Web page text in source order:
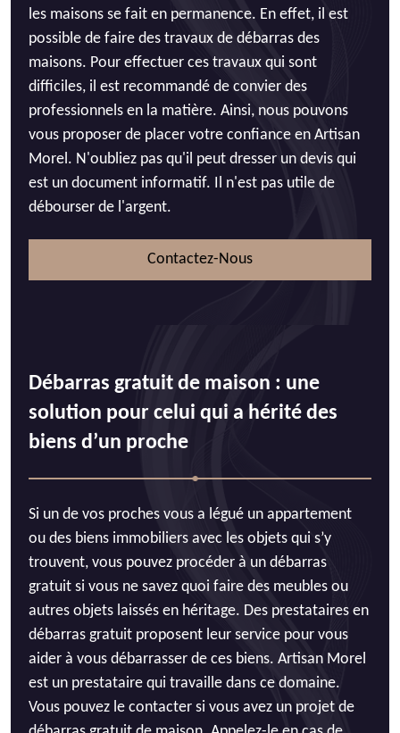
les maisons se fait en permanence. En effet, il est
possible de faire des travaux de débarras des
maisons. Pour effectuer ces travaux qui sont
difficiles, il est recommandé de convier des
professionnels en la matière. Ainsi, nous pouvons
vous proposer de placer votre confiance en Artisan
Morel. N'oubliez pas qu'il peut dresser un devis qui
est un document informatif. Il n'est pas utile de
débourser de l'argent.
Contactez-Nous
Débarras gratuit de maison : une
solution pour celui qui a hérité des
biens d’un proche
Si un de vos proches vous a légué un appartement
ou des biens immobiliers avec les objets qui s’y
trouvent, vous pouvez procéder à un débarras
gratuit si vous ne savez quoi faire des meubles ou
autres objets laissés en héritage. Des prestataires en
débarras gratuit proposent leur service pour vous
aider à vous débarrasser de ces biens. Artisan Morel
est un prestataire qui travaille dans ce domaine.
Vous pouvez le contacter si vous avez un projet de